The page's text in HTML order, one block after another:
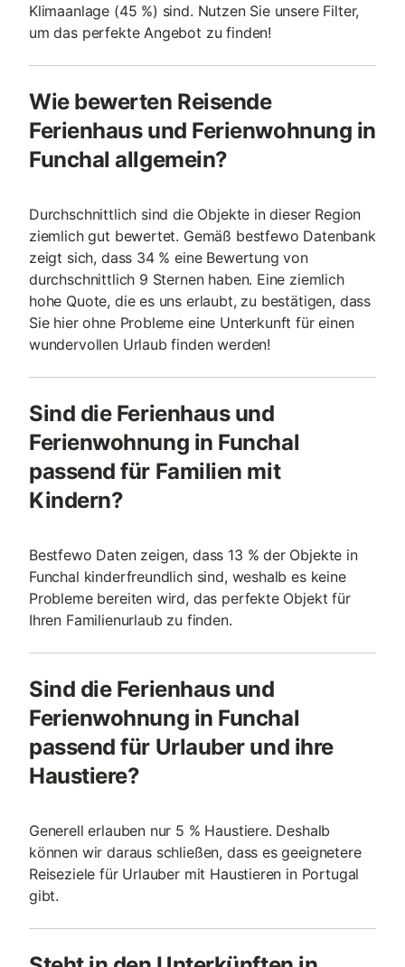
Klimaanlage (45 %) sind. Nutzen Sie unsere Filter,
um das perfekte Angebot zu finden!
Wie bewerten Reisende
Ferienhaus und Ferienwohnung in
Funchal allgemein?
Durchschnittlich sind die Objekte in dieser Region
ziemlich gut bewertet. Gemäß bestfewo Datenbank
zeigt sich, dass 34 % eine Bewertung von
durchschnittlich 9 Sternen haben. Eine ziemlich
hohe Quote, die es uns erlaubt, zu bestätigen, dass
Sie hier ohne Probleme eine Unterkunft für einen
wundervollen Urlaub finden werden!
Sind die Ferienhaus und
Ferienwohnung in Funchal
passend für Familien mit
Kindern?
Bestfewo Daten zeigen, dass 13 % der Objekte in
Funchal kinderfreundlich sind, weshalb es keine
Probleme bereiten wird, das perfekte Objekt für
Ihren Familienurlaub zu finden.
Sind die Ferienhaus und
Ferienwohnung in Funchal
passend für Urlauber und ihre
Haustiere?
Generell erlauben nur 5 % Haustiere. Deshalb
können wir daraus schließen, dass es geeignetere
Reiseziele für Urlauber mit Haustieren in Portugal
gibt.